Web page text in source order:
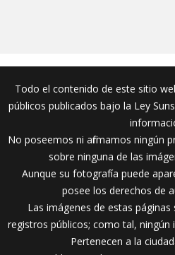
Todo el contenido de este sitio
públicos publicados bajo la Ley
No poseemos ni afirmamos ningún
sobre ninguna de las
Aunque su fotografía puede
posee los derechos de
Las imágenes de estas
registros públicos; como tal, ningún
Pertenecen a la